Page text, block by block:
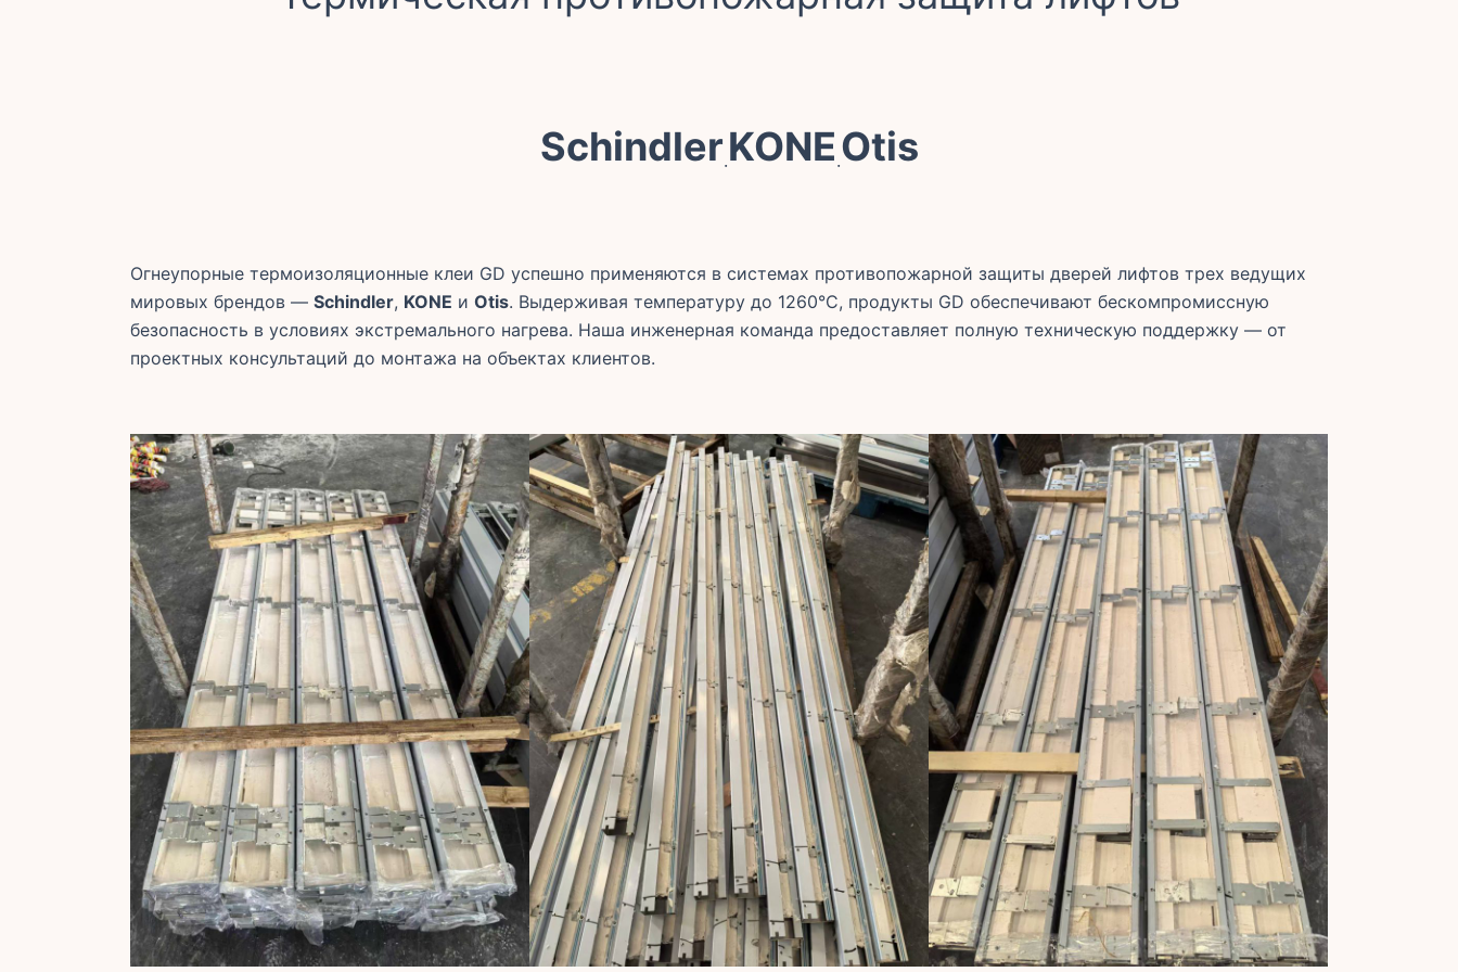
Schindler·KONE·Otis
Огнеупорные термоизоляционные клеи GD успешно применяются в системах противопожарной защиты дверей лифтов трех ведущих
мировых брендов — Schindler, KONE и Otis. Выдерживая температуру до 1260°C, продукты GD обеспечивают бескомпромиссную
безопасность в условиях экстремального нагрева. Наша инженерная команда предоставляет полную техническую поддержку — от
проектных консультаций до монтажа на объектах клиентов.